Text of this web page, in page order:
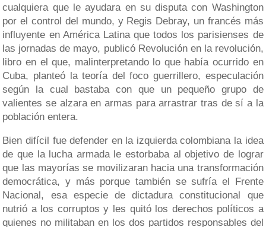
cualquiera que le ayudara en su disputa con Washington
por el control del mundo, y Regis Debray, un francés más
influyente en América Latina que todos los parisienses de
las jornadas de mayo, publicó Revolución en la revolución,
libro en el que, malinterpretando lo que había ocurrido en
Cuba, planteó la teoría del foco guerrillero, especulación
según la cual bastaba con que un pequeño grupo de
valientes se alzara en armas para arrastrar tras de sí a la
población entera.
Bien difícil fue defender en la izquierda colombiana la idea
de que la lucha armada le estorbaba al objetivo de lograr
que las mayorías se movilizaran hacia una transformación
democrática, y más porque también se sufría el Frente
Nacional, esa especie de dictadura constitucional que
nutrió a los corruptos y les quitó los derechos políticos a
quienes no militaban en los dos partidos responsables del